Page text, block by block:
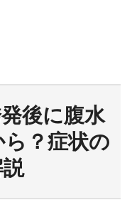
後に腹水
？症状の